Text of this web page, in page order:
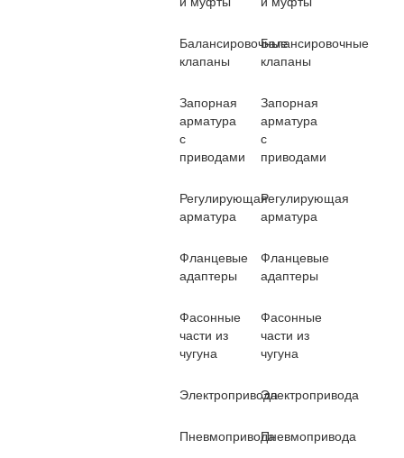
Балансировочные
клапаны
Запорная
арматура
с
приводами
Регулирующая
арматура
Фланцевые
адаптеры
Фасонные
части из
чугуна
Электропривода
Пневмопривода
Балансировочные
клапаны
Запорная
арматура
с
приводами
Регулирующая
арматура
Фланцевые
адаптеры
Фасонные
части из
чугуна
Электропривода
Пневмопривода